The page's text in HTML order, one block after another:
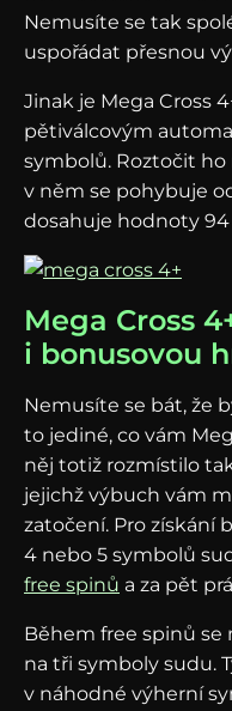
Nemusíte se tak
uspořádat přesnou
Jinak je Mega Cross
pětiválcovým
symbolů. Roztočit ho
v něm se pohybuje
dosahuje hodnoty 94
Mega Cross
i bonusovou
Nemusíte se bát, že
to jediné, co vám
něj totiž rozmístilo
jejichž výbuch vám
zatočení. Pro získání
4 nebo 5 symbolů
free spinů a za pět
Během free spinů
na tři symboly sudu.
v náhodné výherní